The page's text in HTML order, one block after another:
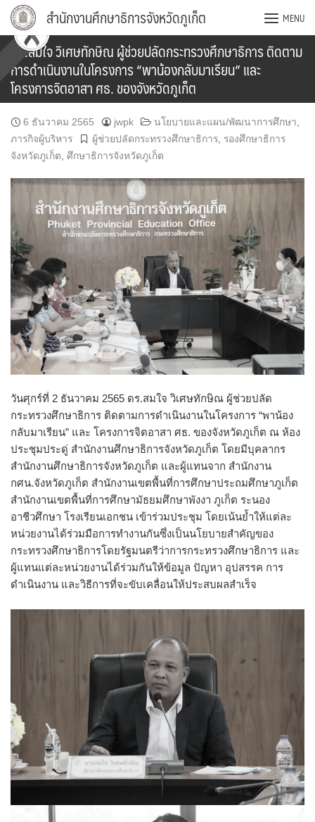
Skip
content
สำนักงานศึกษาธิการจังหวัดภูเก็ต MENU
ดร.สมใจ วิเศษทักษิณ ผู้ช่วยปลัดกระทรวงศึกษาธิการ ติดตาม
การดำเนินงานในโครงการ “พาน้องกลับมาเรียน” และ
โครงการจิตอาสา ศธ. ของจังหวัดภูเก็ต
6 ธันวาคม 2565 jwpk นโยบายและแผน/พัฒนาการศึกษา
ภารกิจผู้บริหาร
ผู้ช่วยปลัดกระทรวงศึกษาธิการ รองศึกษาธิการ
จังหวัดภูเก็ต ศึกษาธิการจังหวัดภูเก็ต
วันศุกร์ที่ 2 ธันวาคม 2565 ดร.สมใจ วิเศษทักษิณ ผู้ช่วยปลัด
กระทรวงศึกษาธิการ ติดตามการดำเนินงานในโครงการ “พาน้อง
กลับมาเรียน” และ โครงการจิตอาสา ศธ. ของจังหวัดภูเก็ต ณ ห้อง
ประชุมประดู่ สำนักงานศึกษาธิการจังหวัดภูเก็ต โดยมีบุคลากร
สำนักงานศึกษาธิการจังหวัดภูเก็ต และผู้แทนจาก สำนักงาน
กศน.จังหวัดภูเก็ต สำนักงานเขตพื้นที่การศึกษาประถมศึกษาภูเก็ต
สำนักงานเขตพื้นที่การศึกษามัธยมศึกษาพังงา ภูเก็ต ระนอง
อาชีวศึกษา โรงเรียนเอกชน เข้าร่วมประชุม โดยเน้นย้ำให้แต่ละ
หน่วยงานได้ร่วมมือการทำงานกันซึ่งเป็นนโยบายสำคัญของ
กระทรวงศึกษาธิการโดยรัฐมนตรีว่าการกระทรวงศึกษาธิการ และ
ผู้แทนแต่ละหน่วยงานได้ร่วมกันให้ข้อมูล ปัญหา อุปสรรค การ
ดำเนินงาน และวิธีการที่จะขับเคลื่อนให้ประสบผลสำเร็จ